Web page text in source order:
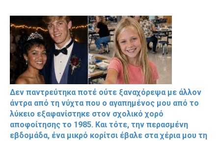
Δεν παντρεύτηκα ποτέ ούτε ξαναχόρεψα με άλλον
άντρα από τη νύχτα που ο αγαπημένος μου από το
λύκειο εξαφανίστηκε στον σχολικό χορό
αποφοίτησης το 1985. Και τότε, την περασμένη
εβδομάδα, ένα μικρό κορίτσι έβαλε στα χέρια μου τη